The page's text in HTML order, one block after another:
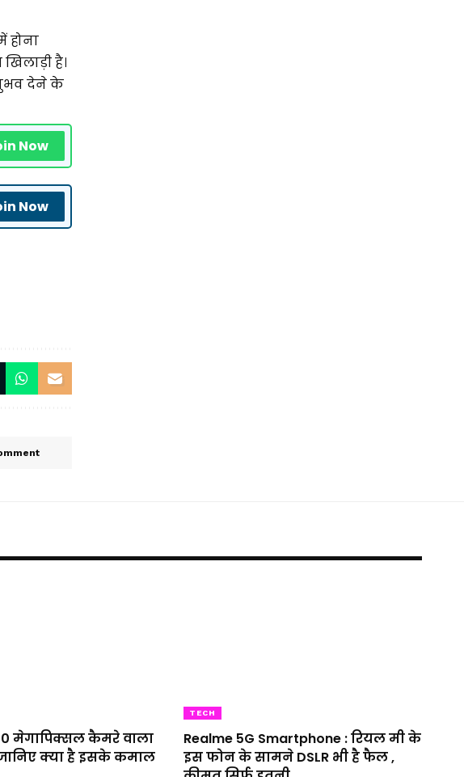
होना
है।
देने के
Now
Now
मेगापिक्सल कैमरे वाला
क्या है इसके कमाल
TECH
Realme 5G Smartphone : रियल मी के
इस फोन के सामने DSLR भी है फैल ,